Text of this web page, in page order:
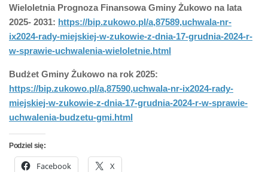
Wieloletnia Prognoza Finansowa Gminy Żukowo na lata
2025- 2031: https://bip.zukowo.pl/a,87589,uchwala-nr-
ix2024-rady-miejskiej-w-zukowie-z-dnia-17-grudnia-2024-r-
w-sprawie-uchwalenia-wieloletnie.html
Budżet Gminy Żukowo na rok 2025:
https://bip.zukowo.pl/a,87590,uchwala-nr-ix2024-rady-
miejskiej-w-zukowie-z-dnia-17-grudnia-2024-r-w-sprawie-
uchwalenia-budzetu-gmi.html
Podziel się:
Facebook X